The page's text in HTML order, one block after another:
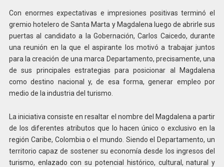
Con enormes expectativas e impresiones positivas terminó el
gremio hotelero de Santa Marta y Magdalena luego de abrirle sus
puertas al candidato a la Gobernación, Carlos Caicedo, durante
una reunión en la que el aspirante los motivó a trabajar juntos
para la creación de una marca Departamento, precisamente, una
de sus principales estrategias para posicionar al Magdalena
como destino nacional y, de esa forma, generar empleo por
medio de la industria del turismo.
La iniciativa consiste en resaltar el nombre del Magdalena a partir
de los diferentes atributos que lo hacen único o exclusivo en la
región Caribe, Colombia o el mundo. Siendo el Departamento, un
territorio capaz de sostener su economía desde los ingresos del
turismo, enlazado con su potencial histórico, cultural, natural y